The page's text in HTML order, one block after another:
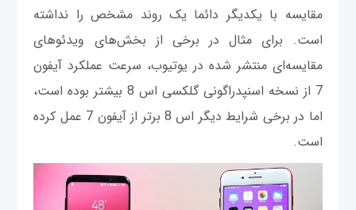
مقایسه با یکدیگر دائما یک روند مشخص را نداشته
است. برای مثال در برخی از بخش‌های ویدئوهای
مقایسه‌ای منتشر شده در یوتیوب، سرعت عملکرد آیفون
7 از نسخه اسنپدراگونی گلکسی اس 8 بیشتر بوده است،
اما در برخی شرایط دیگر اس 8 برتر از آیفون 7 عمل کرده
است.